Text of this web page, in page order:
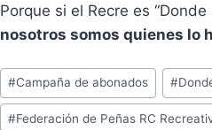
Porque si el Recre es
nosotros somos quienes lo
Etiquetas
de
la
#Campaña de abonados #
#Federación de Peñas RC